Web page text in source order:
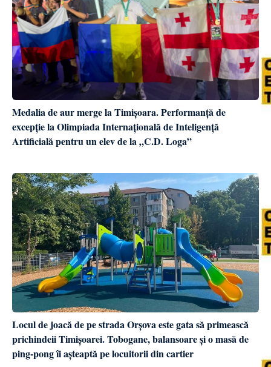
Medalia de aur merge la Timișoara. Performanță de
excepție la Olimpiada Internațională de Inteligență
Artificială pentru un elev de la „C.D. Loga”
Locul de joacă de pe strada Orșova este gata să primească
prichindeii Timișoarei. Tobogane, balansoare și o masă de
ping-pong îi așteaptă pe locuitorii din cartier